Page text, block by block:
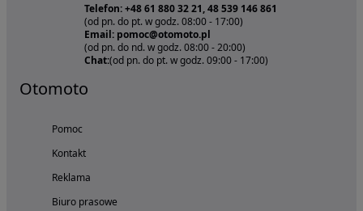
Telefon: +48 61 880 32 21, 48 539 146 861
(od pn. do pt. w godz. 08:00 - 17:00)
Email: pomoc@otomoto.pl
(od pn. do nd. w godz. 08:00 - 20:00)
Chat:(od pn. do pt. w godz. 09:00 - 17:00)
Otomoto
Pomoc
Kontakt
Reklama
Biuro prasowe